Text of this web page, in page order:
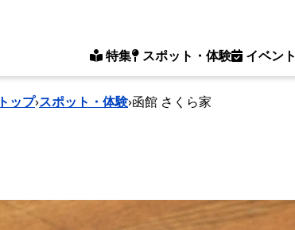
特集 スポット・体験 イベント
トップ›スポット・体験›函館 さくら家